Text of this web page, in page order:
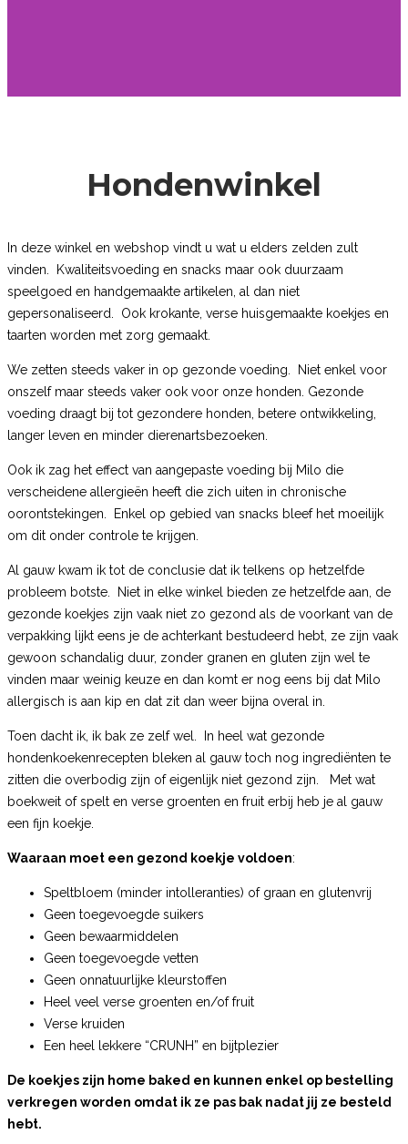
Hondenwinkel
In deze winkel en webshop vindt u wat u elders zelden zult
vinden. Kwaliteitsvoeding en snacks maar ook duurzaam
speelgoed en handgemaakte artikelen, al dan niet
gepersonaliseerd. Ook krokante, verse huisgemaakte koekjes en
taarten worden met zorg gemaakt.
We zetten steeds vaker in op gezonde voeding. Niet enkel voor
onszelf maar steeds vaker ook voor onze honden. Gezonde
voeding draagt bij tot gezondere honden, betere ontwikkeling,
langer leven en minder dierenartsbezoeken.
Ook ik zag het effect van aangepaste voeding bij Milo die
verscheidene allergieën heeft die zich uiten in chronische
oorontstekingen. Enkel op gebied van snacks bleef het moeilijk
om dit onder controle te krijgen.
Al gauw kwam ik tot de conclusie dat ik telkens op hetzelfde
probleem botste. Niet in elke winkel bieden ze hetzelfde aan, de
gezonde koekjes zijn vaak niet zo gezond als de voorkant van de
verpakking lijkt eens je de achterkant bestudeerd hebt, ze zijn vaak
gewoon schandalig duur, zonder granen en gluten zijn wel te
vinden maar weinig keuze en dan komt er nog eens bij dat Milo
allergisch is aan kip en dat zit dan weer bijna overal in.
Toen dacht ik, ik bak ze zelf wel. In heel wat gezonde
hondenkoekenrecepten bleken al gauw toch nog ingrediënten te
zitten die overbodig zijn of eigenlijk niet gezond zijn. Met wat
boekweit of spelt en verse groenten en fruit erbij heb je al gauw
een fijn koekje.
Waaraan moet een gezond koekje voldoen:
Speltbloem (minder intolleranties) of graan en glutenvrij
Geen toegevoegde suikers
Geen bewaarmiddelen
Geen toegevoegde vetten
Geen onnatuurlijke kleurstoffen
Heel veel verse groenten en/of fruit
Verse kruiden
Een heel lekkere “CRUNH” en bijtplezier
De koekjes zijn home baked en kunnen enkel op bestelling
verkregen worden omdat ik ze pas bak nadat jij ze besteld
hebt.